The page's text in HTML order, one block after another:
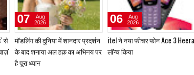
ताइवान एक्सीलेंस ने ऑटोमेशन एक्सपो
2026 में स्मार्ट मैन्युफैक्चरिंग के भविष्य
के लिए एआई-आधारित एडैप्टिव
04
Aug
2026
मानद डॉक्टरेट और 'अशोका अवॉर्ड' से
सम्मानित डॉ. मृणाल देशराज 'इश्कबाज़'
04
Aug
2026